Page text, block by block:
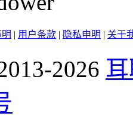
| 用户条款 | 隐私申明 | 关于
2026